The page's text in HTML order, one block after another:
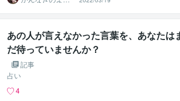
ず相談処 琉球ユ
タの家系
あの人が言えなかった言葉を、あなたは
だ待っていませんか？
記事
占い
4